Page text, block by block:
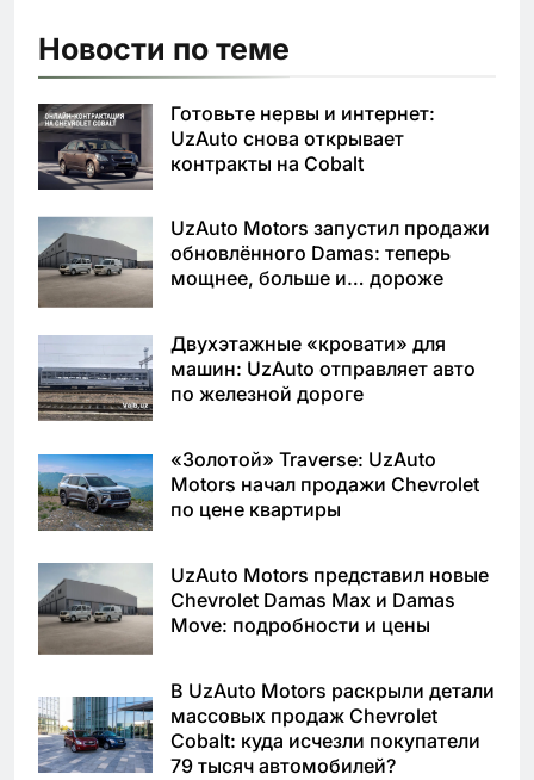
Новости по теме
Готовьте нервы и интернет:
UzAuto снова открывает
контракты на Cobalt
UzAuto Motors запустил продажи
обновлённого Damas: теперь
мощнее, больше и… дороже
Двухэтажные «кровати» для
машин: UzAuto отправляет авто
по железной дороге
«Золотой» Traverse: UzAuto
Motors начал продажи Chevrolet
по цене квартиры
UzAuto Motors представил новые
Chevrolet Damas Max и Damas
Move: подробности и цены
В UzAuto Motors раскрыли детали
массовых продаж Chevrolet
Cobalt: куда исчезли покупатели
79 тысяч автомобилей?